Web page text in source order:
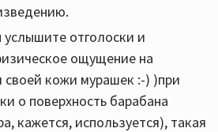
отголоски и
ощущение на
своей кожи мурашек :-) )при
о поверхность барабана
кажется, используется), такая